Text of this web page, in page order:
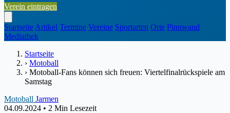
Verein eintragen
Startseite Artikel Termine Vereine Sportarten Orte Pinnwand
Mediathek
Startseite
› Motoball
› Motoball-Fans können sich freuen: Viertelfinalrückspiele am
Samstag
Motoball Jarmen
04.09.2024 • 2 Min Lesezeit